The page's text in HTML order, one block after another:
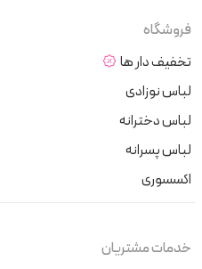
فروشگاه
تخفیف دار ها
لباس نوزادی
لباس دخترانه
لباس پسرانه
اکسسوری
خدمات مشتریان